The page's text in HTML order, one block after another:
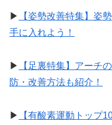
▶︎
【姿勢改善特集】姿
手に入れよう！
▶︎
【足裏特集】アーチ
防・改善方法も紹介！
▶︎
【有酸素運動トップ